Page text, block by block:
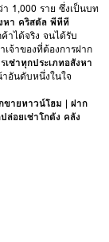
1,000 ราย ซึ่งเป็นบท
หา คริสตัล พีทีที
าได้จริง จนได้รับ
จ้าของที่ต้องการฝาก
เช่าทุกประเภทอสังหา
อันดับหนึ่งในใจ
ขายทาวน์โฮม |ฝาก
ล่อยเช่าโกดัง คลัง